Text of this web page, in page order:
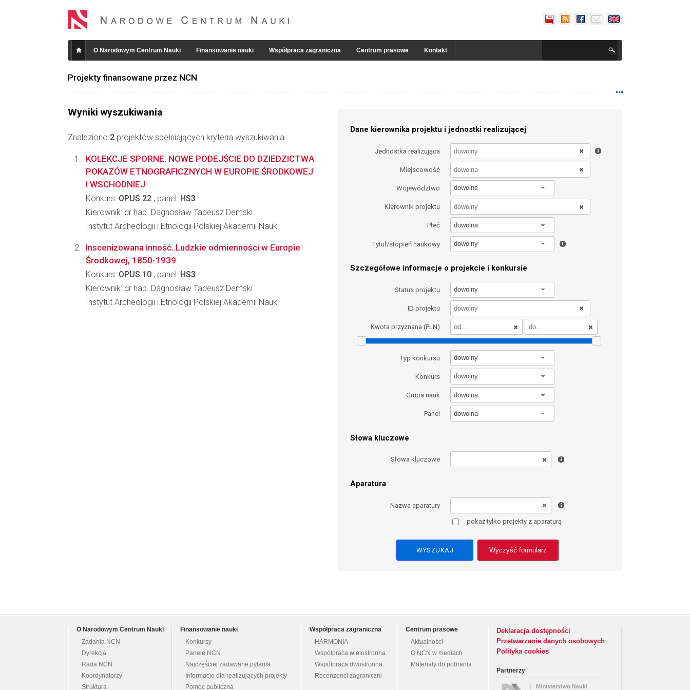
O Narodowym Centrum Nauki Finansowanie nauki Współpraca zagraniczna Centrum prasowe Kontakt
Projekty finansowane przez NCN
Wyniki wyszukiwania
Znaleziono 2 projektów spełniających kryteria wyszukiwania:
Dane kierownika projektu i jednostki realizującej
Jednostka realizująca
Miejscowość
Województwo dowolne
Kierownik projektu
Płeć dowolna
Tytuł/stopień naukowy dowolny
Szczegółowe informacje o projekcie i konkursie
Status projektu dowolny
ID projektu
Kwota przyznana (PLN)
Typ konkursu dowolny
Konkurs dowolny
Grupa nauk dowolna
Panel dowolna
Słowa kluczowe
Słowa kluczowe
Aparatura
Nazwa aparatury
pokaż tylko projekty z aparaturą
Wyczyść formularz
KOLEKCJE SPORNE. NOWE PODEJŚCIE DO DZIEDZICTWA
POKAZÓW ETNOGRAFICZNYCH W EUROPIE ŚRODKOWEJ
I WSCHODNIEJ
Konkurs: OPUS 22 , panel: HS3
Kierownik: dr hab. Dagnosław Tadeusz Demski
Instytut Archeologii i Etnologii Polskiej Akademii Nauk
Inscenizowana inność. Ludzkie odmienności w Europie
Środkowej, 1850-1939
Konkurs: OPUS 10 , panel: HS3
Kierownik: dr hab. Dagnosław Tadeusz Demski
Instytut Archeologii i Etnologii Polskiej Akademii Nauk
O Narodowym Centrum Nauki
Zadania NCN
Dyrekcja
Rada NCN
Koordynatorzy
Struktura
Finansowanie nauki
Konkursy
Panele NCN
Najczęściej zadawane pytania
Informacje dla realizujących projekty
Pomoc publiczna
Współpraca zagraniczna
HARMONIA
Współpraca wielostronna
Współpraca dwustronna
Recenzenci zagraniczni
Centrum prasowe
Aktualności
O NCN w mediach
Materiały do pobrania
Deklaracja dostępności
Przetwarzanie danych osobowych
Polityka cookies
Partnerzy